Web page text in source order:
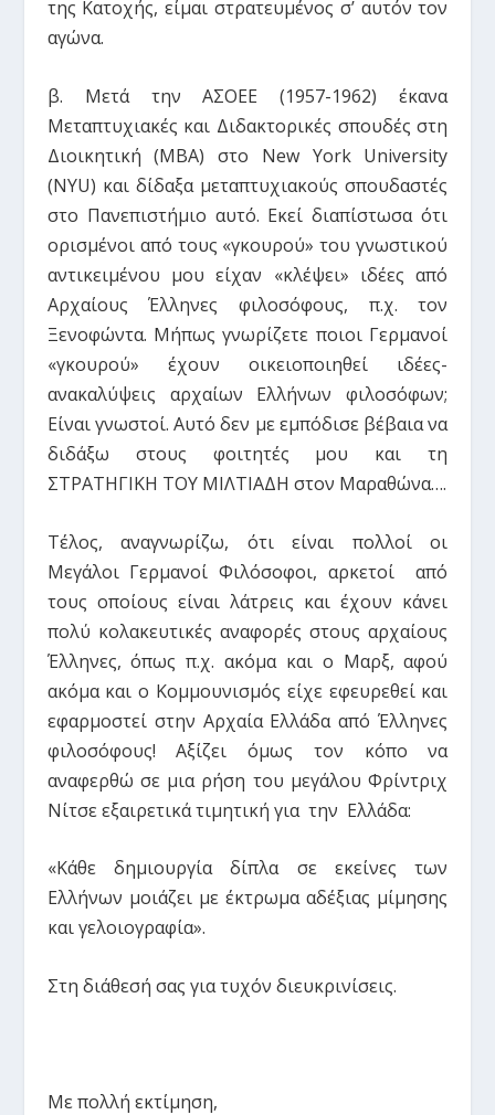
της Κατοχής, είμαι στρατευμένος σ’ αυτόν τον
αγώνα.
β. Μετά την ΑΣΟΕΕ (1957-1962) έκανα
Μεταπτυχιακές και Διδακτορικές σπουδές στη
Διοικητική (ΜΒΑ) στο New York University
(NYU) και δίδαξα μεταπτυχιακούς σπουδαστές
στο Πανεπιστήμιο αυτό. Εκεί διαπίστωσα ότι
ορισμένοι από τους «γκουρού» του γνωστικού
αντικειμένου μου είχαν «κλέψει» ιδέες από
Αρχαίους Έλληνες φιλοσόφους, π.χ. τον
Ξενοφώντα. Μήπως γνωρίζετε ποιοι Γερμανοί
«γκουρού» έχουν οικειοποιηθεί ιδέες-
ανακαλύψεις αρχαίων Ελλήνων φιλοσόφων;
Είναι γνωστοί. Αυτό δεν με εμπόδισε βέβαια να
διδάξω στους φοιτητές μου και τη
ΣΤΡΑΤΗΓΙΚΗ ΤΟΥ ΜΙΛΤΙΑΔΗ στον Μαραθώνα….
Τέλος, αναγνωρίζω, ότι είναι πολλοί οι
Μεγάλοι Γερμανοί Φιλόσοφοι, αρκετοί από
τους οποίους είναι λάτρεις και έχουν κάνει
πολύ κολακευτικές αναφορές στους αρχαίους
Έλληνες, όπως π.χ. ακόμα και ο Μαρξ, αφού
ακόμα και ο Κομμουνισμός είχε εφευρεθεί και
εφαρμοστεί στην Αρχαία Ελλάδα από Έλληνες
φιλοσόφους! Αξίζει όμως τον κόπο να
αναφερθώ σε μια ρήση του μεγάλου Φρίντριχ
Νίτσε εξαιρετικά τιμητική για την Ελλάδα:
«Κάθε δημιουργία δίπλα σε εκείνες των
Ελλήνων μοιάζει με έκτρωμα αδέξιας μίμησης
και γελοιογραφία».
Στη διάθεσή σας για τυχόν διευκρινίσεις.
Με πολλή εκτίμηση,